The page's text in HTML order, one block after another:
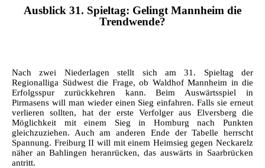
Ausblick 31. Spieltag: Gelingt Mannheim die
Trendwende?
Nach zwei Niederlagen stellt sich am 31. Spieltag der
Regionalliga Südwest die Frage, ob Waldhof Mannheim in die
Erfolgsspur zurückkehren kann. Beim Auswärtsspiel in
Pirmasens will man wieder einen Sieg einfahren. Falls sie erneut
verlieren sollten, hat der erste Verfolger aus Elversberg die
Möglichkeit mit einem Sieg in Homburg nach Punkten
gleichzuziehen. Auch am anderen Ende der Tabelle herrscht
Spannung. Freiburg II will mit einem Heimsieg gegen Neckarelz
näher an Bahlingen heranrücken, das auswärts in Saarbrücken
antritt.